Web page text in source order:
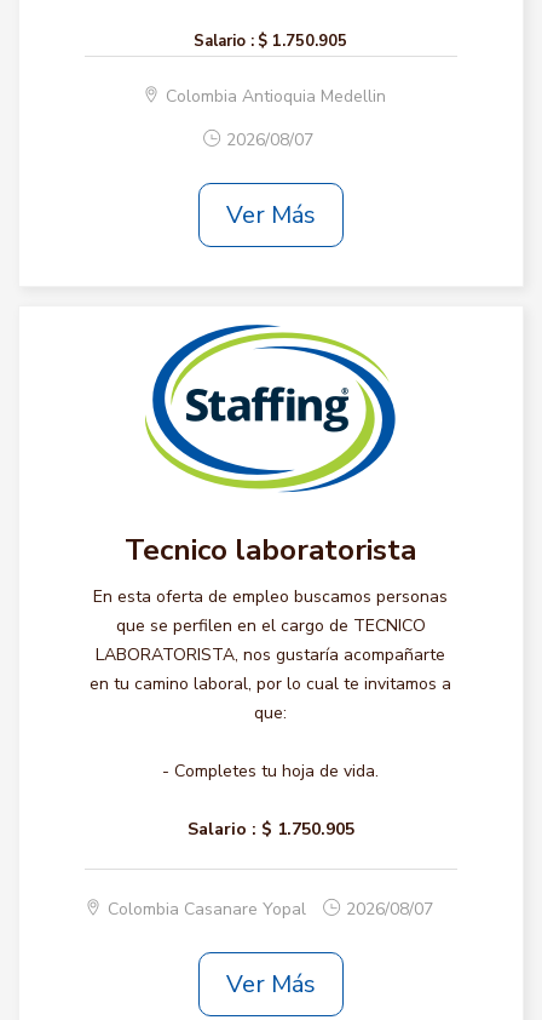
Salario : $ 1.750.905
Colombia Antioquia Medellin
2026/08/07
Ver Más
Tecnico laboratorista
En esta oferta de empleo buscamos personas
que se perfilen en el cargo de TECNICO
LABORATORISTA, nos gustaría acompañarte
en tu camino laboral, por lo cual te invitamos a
que:
- Completes tu hoja de vida.
Salario : $ 1.750.905
Colombia Casanare Yopal 2026/08/07
Ver Más